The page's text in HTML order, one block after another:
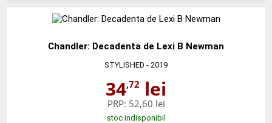
Chandler: Decadenta de Lexi B Newman
STYLISHED - 2019
34,72 lei
PRP: 52,60 lei
stoc indisponibil